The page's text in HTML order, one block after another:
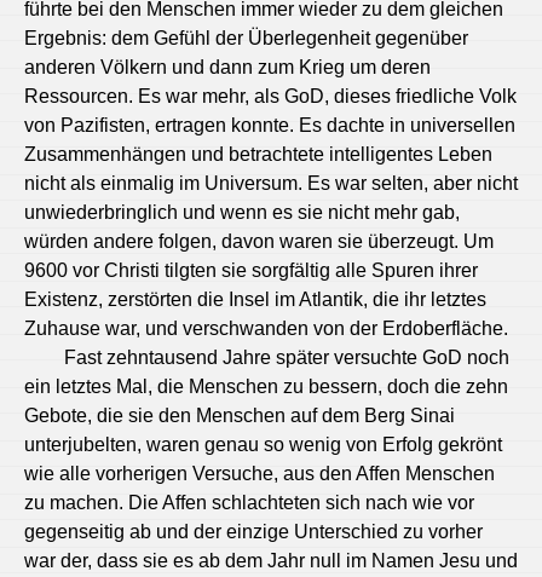
führte bei den Menschen immer wieder zu dem gleichen
Ergebnis: dem Gefühl der Überlegenheit gegenüber
anderen Völkern und dann zum Krieg um deren
Ressourcen. Es war mehr, als GoD, dieses friedliche Volk
von Pazifisten, ertragen konnte. Es dachte in universellen
Zusammenhängen und betrachtete intelligentes Leben
nicht als einmalig im Universum. Es war selten, aber nicht
unwiederbringlich und wenn es sie nicht mehr gab,
würden andere folgen, davon waren sie überzeugt. Um
9600 vor Christi tilgten sie sorgfältig alle Spuren ihrer
Existenz, zerstörten die Insel im Atlantik, die ihr letztes
Zuhause war, und verschwanden von der Erdoberfläche.
Fast zehntausend Jahre später versuchte GoD noch
ein letztes Mal, die Menschen zu bessern, doch die zehn
Gebote, die sie den Menschen auf dem Berg Sinai
unterjubelten, waren genau so wenig von Erfolg gekrönt
wie alle vorherigen Versuche, aus den Affen Menschen
zu machen. Die Affen schlachteten sich nach wie vor
gegenseitig ab und der einzige Unterschied zu vorher
war der, dass sie es ab dem Jahr null im Namen Jesu und